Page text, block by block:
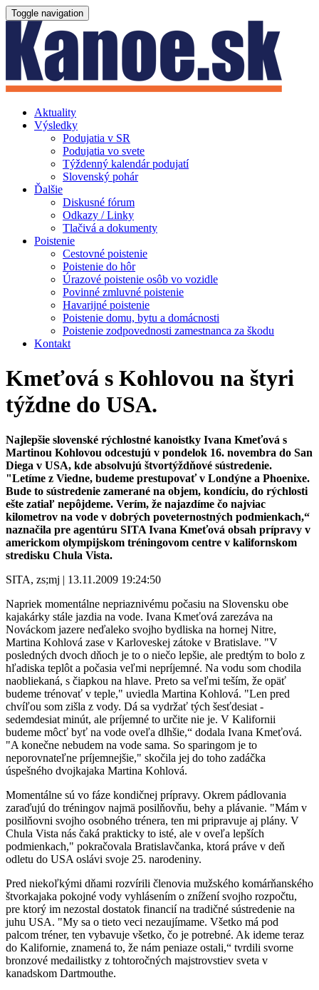
Toggle navigation
Aktuality
Výsledky
Podujatia v SR
Podujatia vo svete
Týždenný kalendár podujatí
Slovenský pohár
Ďalšie
Diskusné fórum
Odkazy / Linky
Tlačivá a dokumenty
Poistenie
Cestovné poistenie
Poistenie do hôr
Úrazové poistenie osôb vo vozidle
Povinné zmluvné poistenie
Havarijné poistenie
Poistenie domu, bytu a domácnosti
Poistenie zodpovednosti zamestnanca za škodu
Kontakt
Kmeťová s Kohlovou na štyri
týždne do USA.
Najlepšie slovenské rýchlostné kanoistky Ivana Kmeťová s
Martinou Kohlovou odcestujú v pondelok 16. novembra do San
Diega v USA, kde absolvujú štvortýždňové sústredenie.
"Letíme z Viedne, budeme prestupovať v Londýne a Phoenixe.
Bude to sústredenie zamerané na objem, kondíciu, do rýchlosti
ešte zatiaľ nepôjdeme. Verím, že najazdíme čo najviac
kilometrov na vode v dobrých poveternostných podmienkach,“
naznačila pre agentúru SITA Ivana Kmeťová obsah prípravy v
americkom olympijskom tréningovom centre v kalifornskom
stredisku Chula Vista.
SITA, zs;mj | 13.11.2009 19:24:50
Napriek momentálne nepriaznivému počasiu na Slovensku obe
kajakárky stále jazdia na vode. Ivana Kmeťová zarezáva na
Nováckom jazere neďaleko svojho bydliska na hornej Nitre,
Martina Kohlová zase v Karloveskej zátoke v Bratislave. "V
posledných dvoch dňoch je to o niečo lepšie, ale predtým to bolo z
hľadiska teplôt a počasia veľmi nepríjemné. Na vodu som chodila
naobliekaná, s čiapkou na hlave. Preto sa veľmi teším, že opäť
budeme trénovať v teple," uviedla Martina Kohlová. "Len pred
chvíľou som zišla z vody. Dá sa vydržať tých šesťdesiat -
sedemdesiat minút, ale príjemné to určite nie je. V Kalifornii
budeme môcť byť na vode oveľa dlhšie,“ dodala Ivana Kmeťová.
"A konečne nebudem na vode sama. So sparingom je to
neporovnateľne príjemnejšie," skočila jej do toho zadáčka
úspešného dvojkajaka Martina Kohlová.
Momentálne sú vo fáze kondičnej prípravy. Okrem pádlovania
zaraďujú do tréningov najmä posilňovňu, behy a plávanie. "Mám v
posilňovni svojho osobného trénera, ten mi pripravuje aj plány. V
Chula Vista nás čaká prakticky to isté, ale v oveľa lepších
podmienkach," pokračovala Bratislavčanka, ktorá práve v deň
odletu do USA oslávi svoje 25. narodeniny.
Pred niekoľkými dňami rozvírili členovia mužského komárňanského
štvorkajaka pokojné vody vyhlásením o znížení svojho rozpočtu,
pre ktorý im nezostal dostatok financií na tradičné sústredenie na
juhu USA. "My sa o tieto veci nezaujímame. Všetko má pod
palcom tréner, ten vybavuje všetko, čo je potrebné. Ak ideme teraz
do Kalifornie, znamená to, že nám peniaze ostali,“ tvrdili svorne
bronzové medailistky z tohtoročných majstrovstiev sveta v
kanadskom Dartmouthe.